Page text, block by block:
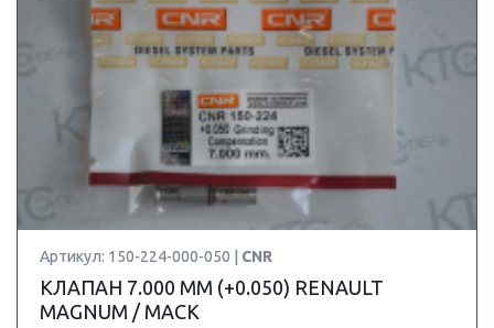
Артикул: 150-224-000-050 | CNR
КЛАПАН 7.000 ММ (+0.050) RENAULT
MAGNUM / MACK